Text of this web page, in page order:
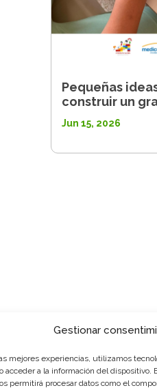
Gestionar
mejores experiencias, utilizamos
acceder a la información del dispositivo.
permitirá procesar datos como el
Pequeñas
construir un
Jun 15, 2026